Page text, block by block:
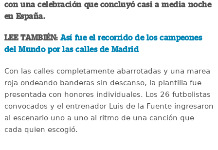
con una celebración que concluyó casi a media noche
en España.
LEE TAMBIÉN: Así fue el recorrido de los campeones
del Mundo por las calles de Madrid
Con las calles completamente abarrotadas y una marea
roja ondeando banderas sin descanso, la plantilla fue
presentada con honores individuales. Los 26 futbolistas
convocados y el entrenador Luis de la Fuente ingresaron
al escenario uno a uno al ritmo de una canción que
cada quien escogió.